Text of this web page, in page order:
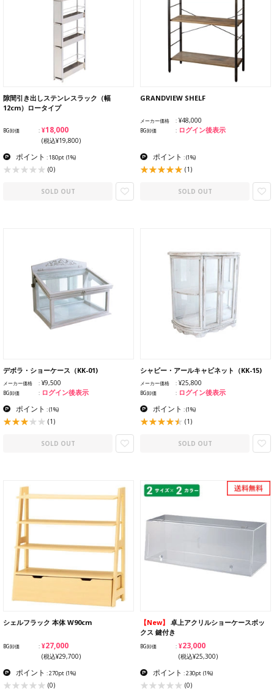
隙間引き出しステンレスラック（幅
12cm）ロータイプ
BG卸価 ¥18,000
(税込¥19,800)
ポイント : 180pt (1%)
(0)
SOLD OUT
GRANDVIEW SHELF
メーカー価格 ¥48,000
BG卸価 ログイン後表示
ポイント :(1%)
(1)
SOLD OUT
デボラ・ショーケース（KK-01)
メーカー価格 ¥9,500
BG卸価 ログイン後表示
ポイント :(1%)
(1)
SOLD OUT
シャビー・アールキャビネット（KK-15)
メーカー価格 ¥25,800
BG卸価 ログイン後表示
ポイント :(1%)
(1)
SOLD OUT
シェルフラック 本体 W90cm
BG卸価 ¥27,000
(税込¥29,700)
ポイント : 270pt (1%)
(0)
【New】 卓上アクリルショーケースボッ
クス 鍵付き
BG卸価 ¥23,000
(税込¥25,300)
ポイント : 230pt (1%)
(0)